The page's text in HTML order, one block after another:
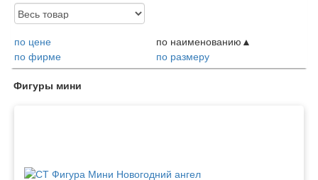
Доступность:
по цене
по наименованию
по фирме
по размеру
Товары
Фигуры мини